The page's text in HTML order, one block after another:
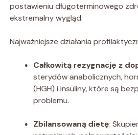
postawieniu długoterminowego
ekstremalny wygląd.
Najważniejsze działania
Całkowitą rezygnację z
sterydów anabolicznych,
(HGH) i insuliny, które są
problemu.
Zbilansowaną dietę: